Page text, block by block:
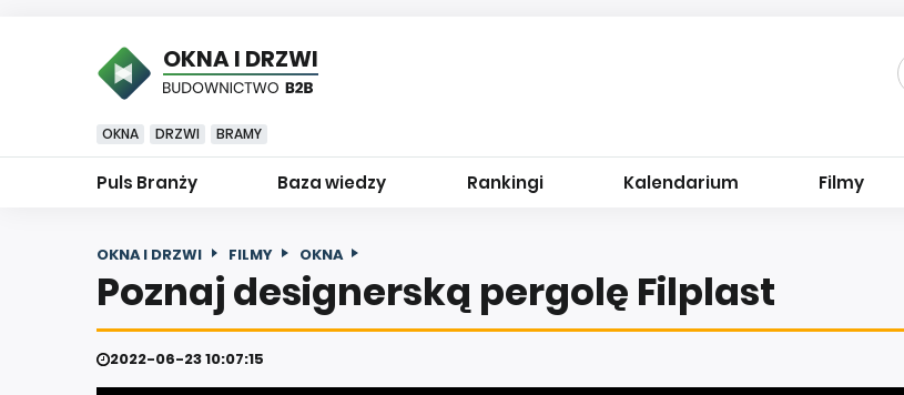
OKNA I DRZWI
OKNA DRZWI BRAMY
Puls Branży Baza wiedzy Rankingi Kalendarium Filmy
OKNA I DRZWI FILMY OKNA
Poznaj designerską pergolę Filplast
2022-06-23 10:07:15